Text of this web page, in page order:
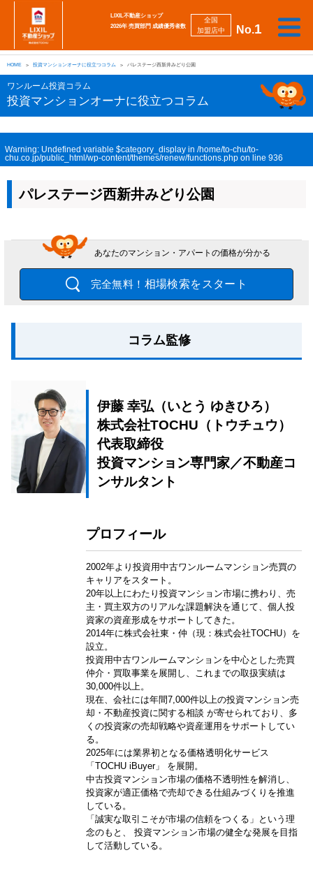
No.1
全国
加盟店中
LIXIL不動産ショップ
2026年 売買部門 成績優秀者数
売
り
た
い
買
い
た
い
相
談
し
た
い
勉
強
し
た
い
強
み
会
社
案
採
用
情
自動
査定
HOME 投資マンションオーナに役立つコラム パレステージ西新井みどり公園
ワンルーム投資コラム
投資マンションオーナに役立つコラム
Warning: Undefined variable $category_display in /home/to-chu/to-
chu.co.jp/public_html/wp-content/themes/renew/functions.php on line 936
パレステージ西新井みどり公園
あなたのマンション・アパートの価格が分かる
完全無料！ 相場検索をスタート
コラム監修
伊藤 幸弘（いとう ゆきひろ）
株式会社TOCHU（トウチュウ）
代表取締役
投資マンション専門家／不動産コ
ンサルタント
プロフィール
2002年より投資用中古ワンルームマンション売買の
キャリアをスタート。
20年以上にわたり投資マンション市場に携わり、売
主・買主双方のリアルな課題解決を通じて、個人投
資家の資産形成をサポートしてきた。
2014年に株式会社東・仲（現：株式会社TOCHU）を
設立。
投資用中古ワンルームマンションを中心とした売買
仲介・買取事業を展開し、これまでの取扱実績は
30,000件以上。
現在、会社には年間7,000件以上の投資マンション売
却・不動産投資に関する相談 が寄せられており、多
くの投資家の売却戦略や資産運用をサポートしてい
る。
2025年には業界初となる価格透明化サービス
「TOCHU iBuyer」 を展開。
中古投資マンション市場の価格不透明性を解消し、
投資家が適正価格で売却できる仕組みづくりを推進
している。
「誠実な取引こそが市場の信頼をつくる」という理
念のもと、 投資マンション市場の健全な発展を目指
して活動している。